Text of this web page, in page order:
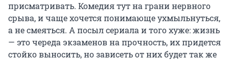
присматривать. Комедия тут на грани нервного
срыва, и чаще хочется понимающе ухмыльнуться,
а не смеяться. А посыл сериала и того хуже: жизнь
— это череда экзаменов на прочность, их придется
стойко выносить, но зависеть от них будет так же